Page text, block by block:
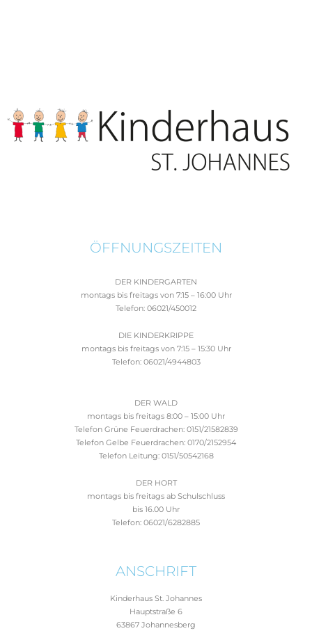
ÖFFNUNGSZEITEN
DER KINDERGARTEN
montags bis freitags von 7:15 – 16:00 Uhr
Telefon: 06021/450012
DIE KINDERKRIPPE
montags bis freitags von 7:15 – 15:30 Uhr
Telefon: 06021/4944803
DER WALD
montags bis freitags 8:00 – 15:00 Uhr
Telefon Grüne Feuerdrachen: 0151/21582839
Telefon Gelbe Feuerdrachen: 0170/2152954
Telefon Leitung: 0151/50542168
DER HORT
montags bis freitags ab Schulschluss
bis 16.00 Uhr
Telefon: 06021/6282885
ANSCHRIFT
Kinderhaus St. Johannes
Hauptstraße 6
63867 Johannesberg